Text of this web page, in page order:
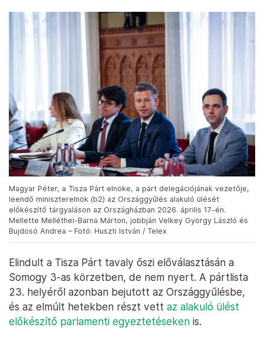
Magyar Péter, a Tisza Párt elnöke, a párt delegációjának vezetője,
leendő miniszterelnök (b2) az Országgyűlés alakuló ülését
előkészítő tárgyaláson az Országházban 2026. április 17-én.
Mellette Melléthei-Barna Márton, jobbján Velkey György László és
Bujdosó Andrea – Fotó: Huszti István / Telex
Elindult a Tisza Párt tavaly őszi előválasztásán a
Somogy 3-as körzetben, de nem nyert. A pártlista
23. helyéről azonban bejutott az Országgyűlésbe,
és az elmúlt hetekben részt vett az alakuló ülést
előkészítő parlamenti egyeztetéseken is.